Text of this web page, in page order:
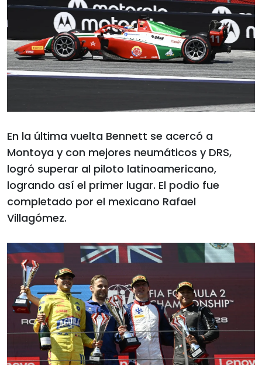
En la última vuelta Bennett se acercó a
Montoya y con mejores neumáticos y DRS,
logró superar al piloto latinoamericano,
logrando así el primer lugar. El podio fue
completado por el mexicano Rafael
Villagómez.